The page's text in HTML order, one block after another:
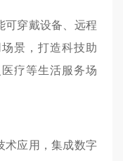
可穿戴设备、远程
景，打造科技助
疗等生活服务场
术应用，集成数字